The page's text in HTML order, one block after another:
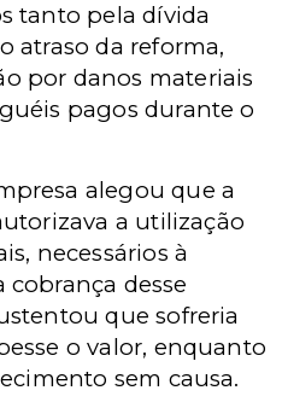
tanto pela dívida
atraso da reforma,
por danos materiais
pagos durante o
alegou que a
a utilização
necessários à
cobrança desse
que sofreria
o valor, enquanto
sem causa.